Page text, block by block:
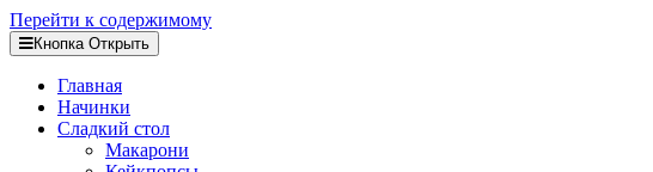
Перейти к содержимому
Кнопка Открыть
Главная
Начинки
Сладкий стол
Макарони